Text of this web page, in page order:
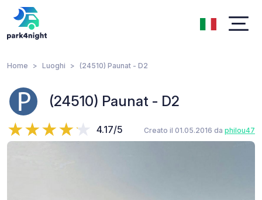
Home Luoghi (24510) Paunat - D2
(24510) Paunat - D2
4.17/5 Creato il 01.05.2016 da philou47